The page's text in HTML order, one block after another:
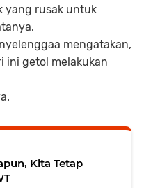
yang rusak untuk
mengatakan,
ini getol melakukan
Kita Tetap